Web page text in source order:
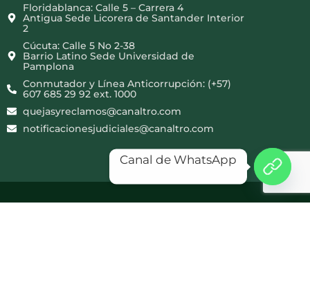
Floridablanca: Calle 5 – Carrera 4
Antigua Sede Licorera de Santander Interior
2
Cúcuta: Calle 5 No 2-38
Barrio Latino Sede Universidad de
Pamplona
Conmutador y Línea Anticorrupción: (+57)
607 685 29 92 ext. 1000
quejasyreclamos@canaltro.com
notificacionesjudiciales@canaltro.com
Canal de WhatsApp